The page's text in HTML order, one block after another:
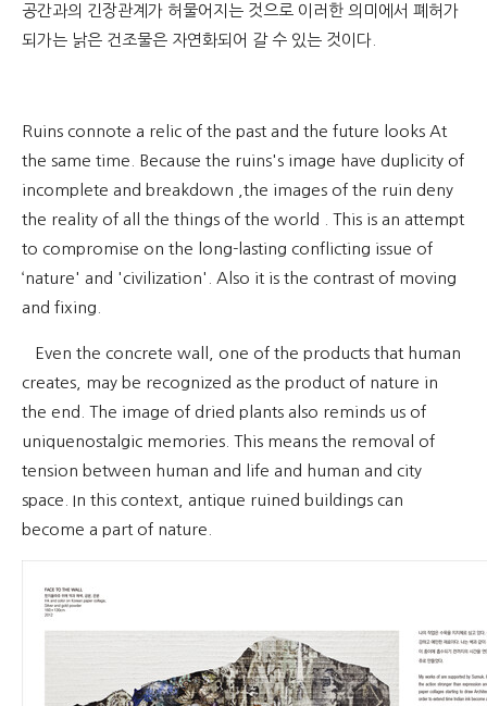
공간과의 긴장관계가 허물어지는 것으로 이러한 의미에서 폐허가
되가는 낡은 건조물은 자연화되어 갈 수 있는 것이다.
Ruins connote a relic of the past and the future looks At
the same time. Because the ruins's image have duplicity of
incomplete and breakdown ,the images of the ruin deny
the reality of all the things of the world . This is an attempt
to compromise on the long-lasting conflicting issue of
‘nature' and 'civilization'. Also it is the contrast of moving
and fixing.
Even the concrete wall, one of the products that human
creates, may be recognized as the product of nature in
the end. The image of dried plants also reminds us of
uniquenostalgic memories. This means the removal of
tension between human and life and human and city
space. In this context, antique ruined buildings can
become a part of nature.